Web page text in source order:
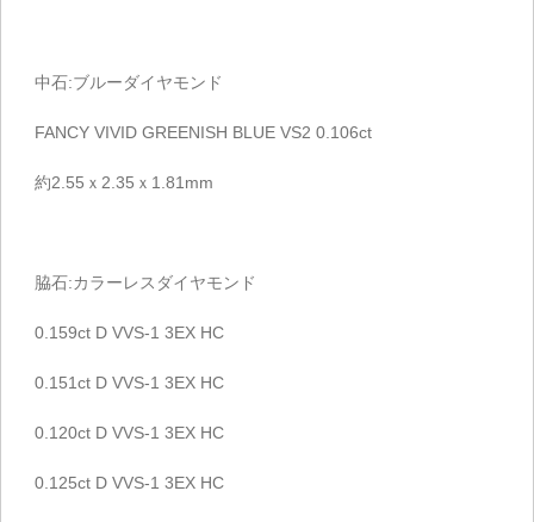
中石:ブルーダイヤモンド
FANCY VIVID GREENISH BLUE VS2 0.106ct
約2.55ｘ2.35ｘ1.81mm
脇石:カラーレスダイヤモンド
0.159ct D VVS-1 3EX HC
0.151ct D VVS-1 3EX HC
0.120ct D VVS-1 3EX HC
0.125ct D VVS-1 3EX HC